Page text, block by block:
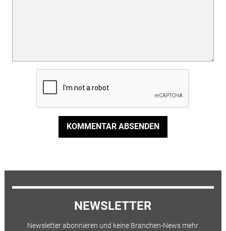
KOMMENTAR ABSENDEN
NEWSLETTER
Newsletter abonnieren und keine Branchen-News mehr